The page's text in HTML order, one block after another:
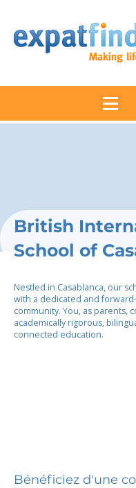
British
School of
Nestled in Casablanca, our
with a dedicated and
community. You, as parents,
academically rigorous,
connected education.
Bénéficiez d'une